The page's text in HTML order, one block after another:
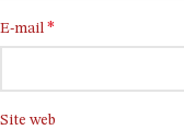
E-mail *
Site web